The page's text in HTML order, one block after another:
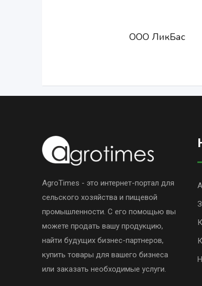
ООО ЛикБас
AgroTimes - это интернет-портал для
сельского хозяйства и пищевой
промышленности. С его помощью вы
можете продать вашу продукцию,
найти будущих бизнес-партнеров,
купить товары для вашего бизнеса
или заказать необходимые услуги.